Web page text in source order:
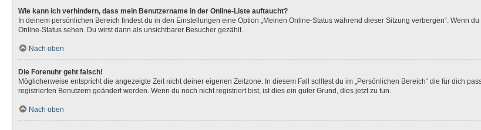
Wie kann ich verhindern, dass mein Benutzername in der Online-Liste auftaucht?
In deinem persönlichen Bereich findest du in den Einstellungen eine Option „Meinen Online-Status während dieser Sitzung verbergen“. Wenn
Online-Status sehen. Du wirst dann als unsichtbarer Besucher gezählt.
Nach oben
Die Forenuhr geht falsch!
Möglicherweise entspricht die angezeigte Zeit nicht deiner eigenen Zeitzone. In diesem Fall solltest du im „Persönlichen Bereich“ die für dich
registrierten Benutzern geändert werden. Wenn du noch nicht registriert bist, ist dies ein guter Grund, dies jetzt zu tun.
Nach oben